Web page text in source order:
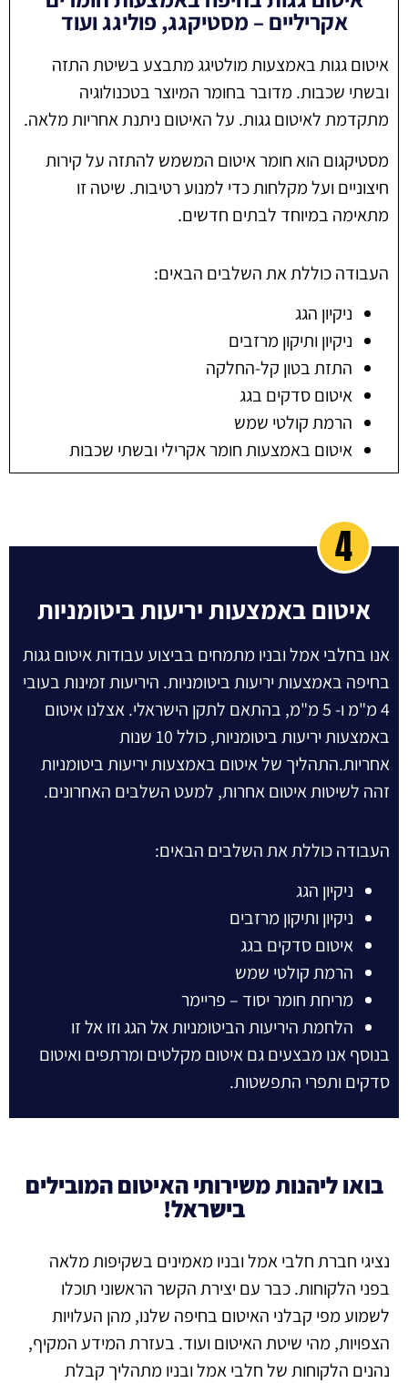
אקריליים – מסטיקגג, פוליגג ועוד
איטום גגות באמצעות מולטיגג מתבצע בשיטת התזה
ובשתי שכבות. מדובר בחומר המיוצר בטכנולוגיה
מתקדמת לאיטום גגות. על האיטום ניתנת אחריות מלאה.
מסטיקגום הוא חומר איטום המשמש להתזה על קירות
חיצוניים ועל מקלחות כדי למנוע רטיבות. שיטה זו
מתאימה במיוחד לבתים חדשים.
העבודה כוללת את השלבים הבאים:
ניקיון הגג
ניקיון ותיקון מרזבים
התזת בטון קל-החלקה
איטום סדקים בגג
הרמת קולטי שמש
איטום באמצעות חומר אקרילי ובשתי שכבות
4
איטום באמצעות יריעות ביטומניות
אנו בחלבי אמל ובניו מתמחים בביצוע עבודות איטום גגות
בחיפה באמצעות יריעות ביטומניות. היריעות זמינות בעובי
4 מ"מ ו- 5 מ"מ, בהתאם לתקן הישראלי. אצלנו איטום
באמצעות יריעות ביטומניות, כולל 10 שנות
אחריות.התהליך של איטום באמצעות יריעות ביטומניות
זהה לשיטות איטום אחרות, למעט השלבים האחרונים.
העבודה כוללת את השלבים הבאים:
ניקיון הגג
ניקיון ותיקון מרזבים
איטום סדקים בגג
הרמת קולטי שמש
מריחת חומר יסוד – פריימר
הלחמת היריעות הביטומניות אל הגג וזו אל זו
בנוסף אנו מבצעים גם איטום מקלטים ומרתפים ואיטום
סדקים ותפרי התפשטות.
בואו ליהנות משירותי האיטום המובילים
בישראל!
נציגי חברת חלבי אמל ובניו מאמינים בשקיפות מלאה
בפני הלקוחות. כבר עם יצירת הקשר הראשוני תוכלו
לשמוע מפי קבלני האיטום בחיפה שלנו, מהן העלויות
הצפויות, מהי שיטת האיטום ועוד. בעזרת המידע המקיף,
נהנים הלקוחות של חלבי אמל ובניו מתהליך קבלת